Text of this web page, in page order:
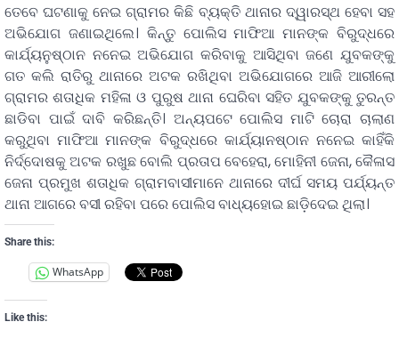
ତେବେ ଘଟଣାକୁ ନେଇ ଗ୍ରାମର କିଛି ବ୍ୟକ୍ତି ଥାନାର ଦ୍ୱାରସ୍ଥ ହେବା ସହ
ଅଭିଯୋଗ ଜଣାଇଥିଲେ। କିନ୍ତୁ ପୋଲିସ ମାଫିଆ ମାନଙ୍କ ବିରୁଦ୍ଧରେ
କାର୍ଯ୍ୟନୁଷ୍ଠାନ ନନେଇ ଅଭିଯୋଗ କରିବାକୁ ଆସିଥିବା ଜଣେ ଯୁବକଙ୍କୁ
ଗତ କଲି ରାତିରୁ ଥାନାରେ ଅଟକ ରଖିଥିବା ଅଭିଯୋଗରେ ଆଜି ଆରୀଲୋ
ଗ୍ରାମର ଶତାଧିକ ମହିଳା ଓ ପୁରୁଷ ଥାନା ଘେରିବା ସହିତ ଯୁବକଙ୍କୁ ତୁରନ୍ତ
ଛାଡିବା ପାଇଁ ଦାବି କରିଛନ୍ତି। ଅନ୍ୟପଟେ ପୋଲିସ ମାଟି ଚୋରା ଚାଲାଣ
କରୁଥିବା ମାଫିଆ ମାନଙ୍କ ବିରୁଦ୍ଧରେ କାର୍ଯ୍ୟାନଷ୍ଠାନ ନନେଇ କାହିଁକି
ନିର୍ଦ୍ଦୋଷକୁ ଅଟକ ରଖୁଛ ବୋଲି ପ୍ରତାପ ବେହେରା, ମୋହିନୀ ଜେନା, କୈଳାସ
ଜେନା ପ୍ରମୁଖ ଶତାଧିକ ଗ୍ରାମବାସୀମାନେ ଥାନାରେ ଦୀର୍ଘ ସମୟ ପର୍ଯ୍ୟନ୍ତ
ଥାନା ଆଗରେ ବସୀ ରହିବା ପରେ ପୋଲିସ ବାଧ୍ୟହୋଇ ଛାଡ଼ିଦେଇ ଥିଲା।
Share this:
WhatsApp
Like this: